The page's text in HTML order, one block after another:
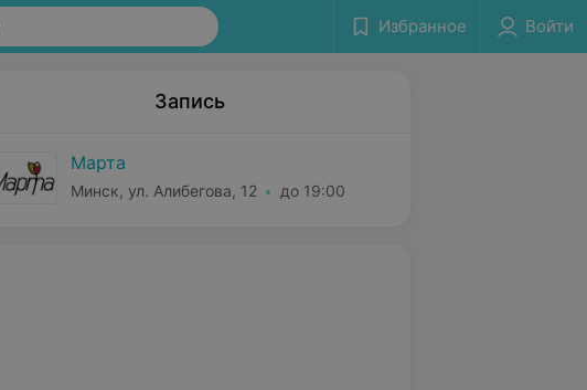
Избранное Войти
Запись
Марта
Минск, ул. Алибегова, 12 до 19:00